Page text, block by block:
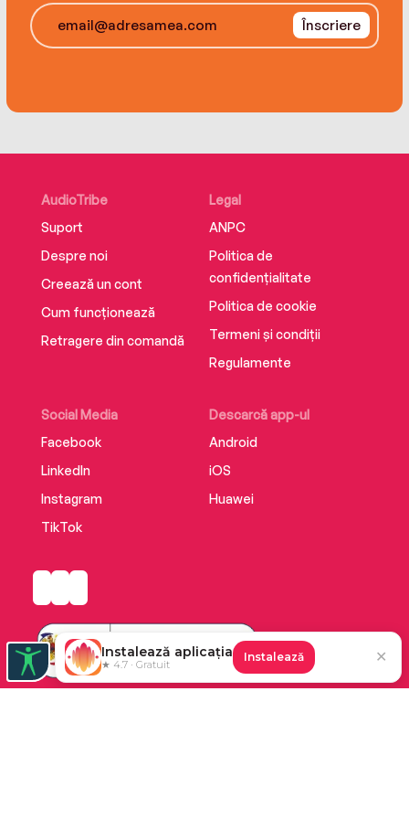
Înscriere
AudioTribe
Suport
Despre noi
Creează un cont
Cum funcționează
Retragere din comandă
Social Media
Facebook
LinkedIn
Instagram
TikTok
Descarcă app-ul
Android
iOS
Huawei
Legal
ANPC
Politica de
confidențialitate
Politica de cookie
Termeni și condiții
Regulamente
Instalează aplicația
★ 4.7 · Gratuit
Instalează ✕